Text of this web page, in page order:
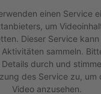
einen Service
um
Dieser Service kann
sammeln.
Details durch und
des Service zu, um
Video anzusehen.